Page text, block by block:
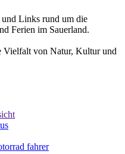
Links rund um die
Ferien im Sauerland.
Vielfalt von Natur, Kultur und
fahrer